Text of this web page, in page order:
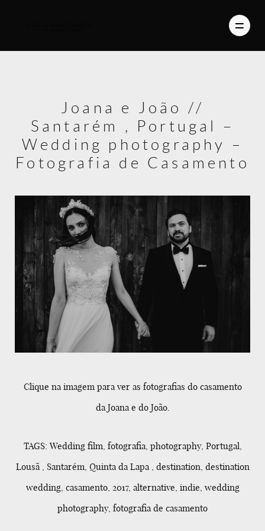
VIDEO
ABOUT US
Joana e João //
Santarém , Portugal –
Wedding photography –
Fotografia de Casamento
Clique na imagem para ver as fotografias do casamento
da Joana e do João.
TAGS: Wedding film, fotografia, photography, Portugal,
Lousã , Santarém, Quinta da Lapa , destination, destination
wedding, casamento, 2017, alternative, indie, wedding
photography, fotografia de casamento